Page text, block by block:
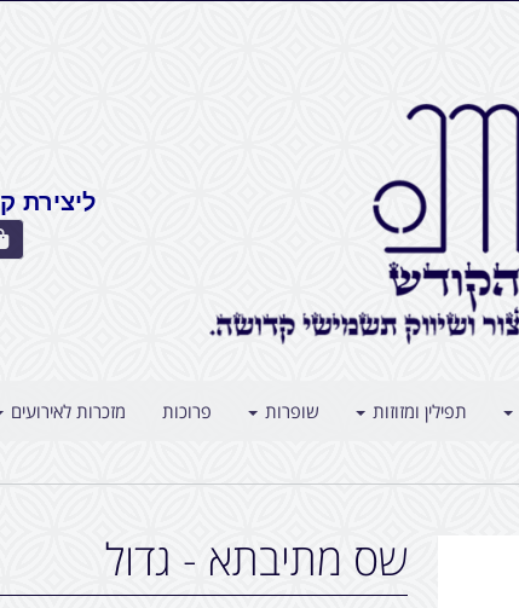
ליצירת קשר:
תפילין ומזוזות שופרות פרוכות מזכרות לאירועים
שס מתיבתא - גדול